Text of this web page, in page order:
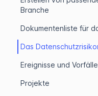
Branche
Dokumentenliste für
Das
Ereignisse und Vorfälle
Projekte